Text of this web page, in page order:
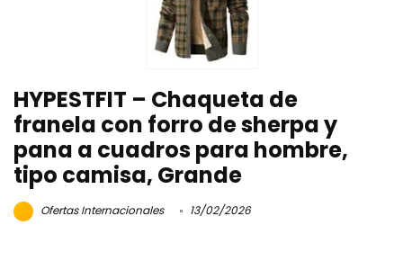
HYPESTFIT – Chaqueta de
franela con forro de sherpa y
pana a cuadros para hombre,
tipo camisa, Grande
Ofertas Internacionales 13/02/2026